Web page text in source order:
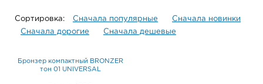
Сортировка: Сначала популярные
Сначала новинки
Сначала дорогие
Сначала дешевые
Бронзер компактный BRONZER
тон 01 UNIVERSAL